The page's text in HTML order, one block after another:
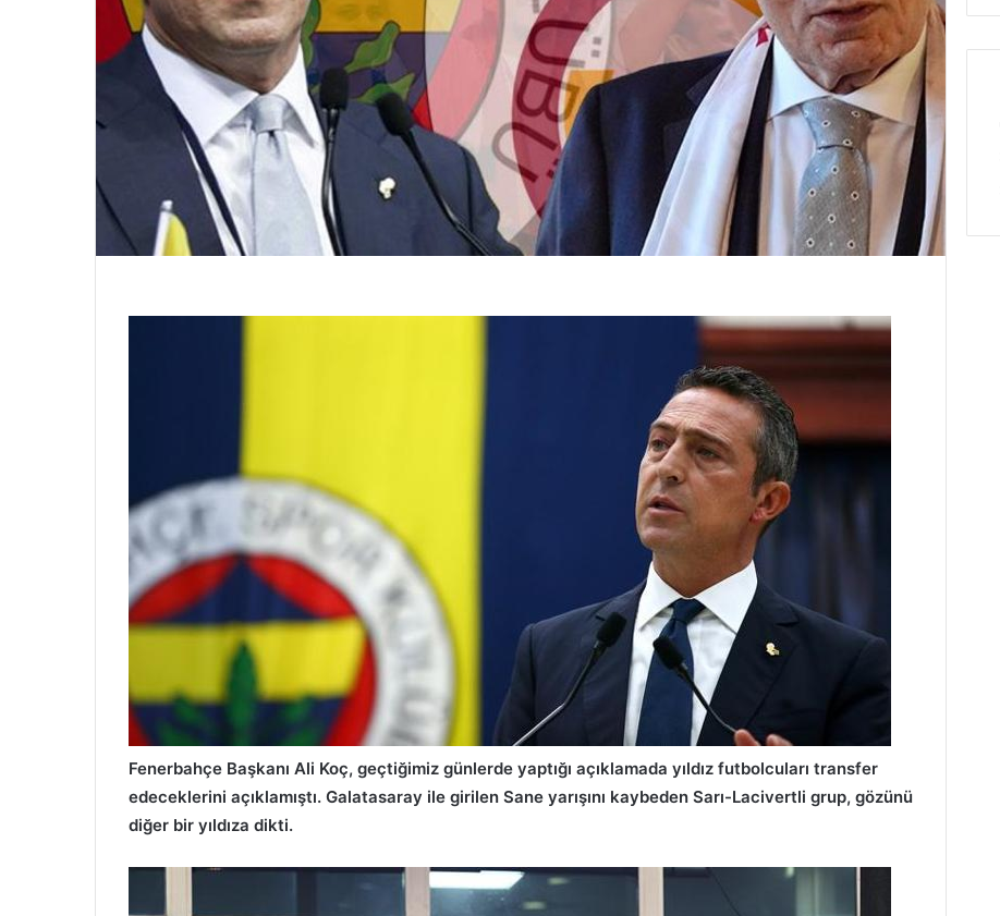
Fenerbahçe Başkanı Ali Koç, geçtiğimiz günlerde yaptığı açıklamada yıldız futbolcuları transfer
edeceklerini açıklamıştı. Galatasaray ile girilen Sane yarışını kaybeden Sarı-Lacivertli grup, gözünü
diğer bir yıldıza dikti.